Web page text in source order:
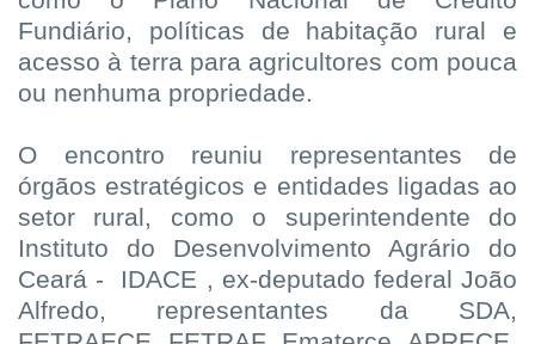
Fundiário, políticas de habitação rural e
acesso à terra para agricultores com pouca
ou nenhuma propriedade.
O encontro reuniu representantes de
órgãos estratégicos e entidades ligadas ao
setor rural, como o superintendente do
Instituto do Desenvolvimento Agrário do
Ceará -
IDACE , ex-deputado federal João
Alfredo, representantes da SDA,